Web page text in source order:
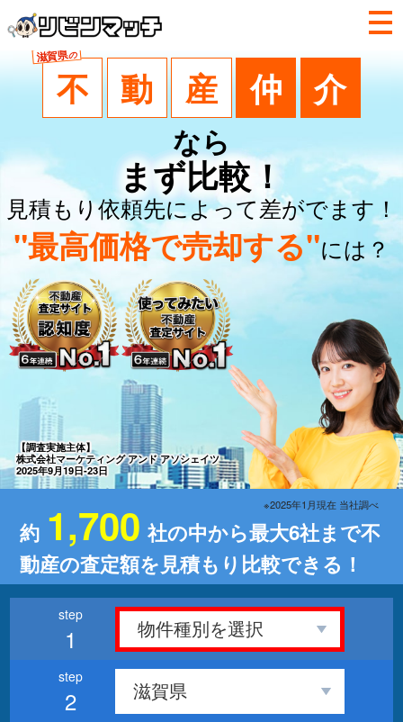
滋賀県の
不 動 産 仲 介
なら
まず比較！
見積もり依頼先によって差がでます！
"最高価格で売却する"には？
【調査実施主体】
株式会社マーケティング アンド アソシェイツ
2025年9月19日-23日
約 1,700 社の中から最大6社まで不
動産の査定額を見積もり比較できる！
※2025年1月現在 当社調べ
1
2